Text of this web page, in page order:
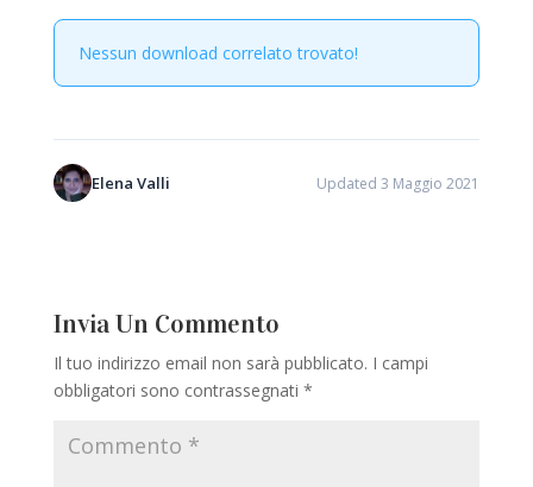
Nessun download correlato trovato!
Elena Valli Updated 3 Maggio 2021
Invia Un Commento
Il tuo indirizzo email non sarà pubblicato. I campi
obbligatori sono contrassegnati *